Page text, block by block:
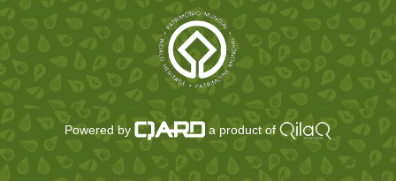
Powered by a product of